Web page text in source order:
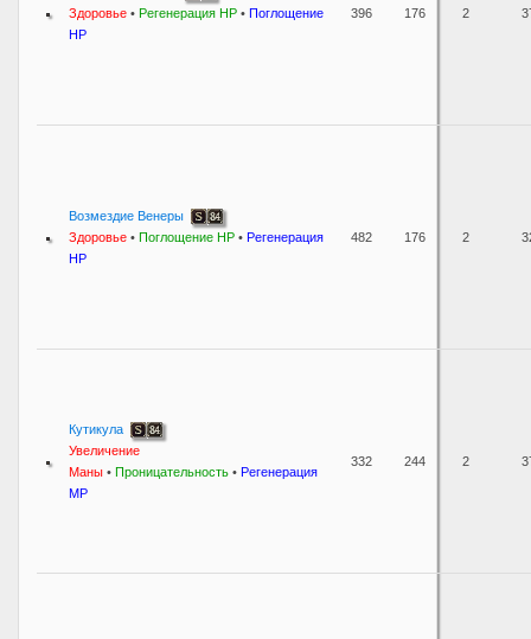
Здоровье • Регенерация НР • Поглощение
НР
396 176 2
Возмездие Венеры
Здоровье • Поглощение НР • Регенерация
НР
482 176 2
Кутикула
Увеличение
Маны • Проницательность • Регенерация
MP
332 244 2